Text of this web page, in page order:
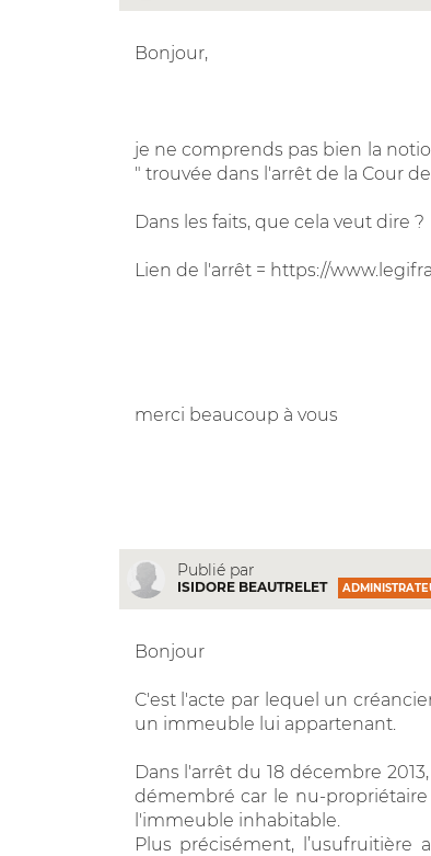
Bonjour,
je ne comprends pas bien la
" trouvée dans l'arrêt de la Cour
Dans les faits, que cela veut dire ?
Lien de l'arrêt = https://
merci beaucoup à vous
Publié par
ISIDORE BEAUTRELET
Bonjour
C'est l'acte par lequel un
un immeuble lui appartenant.
Dans l'arrêt du 18 décembre
démembré car le nu-
l'immeuble inhabitable.
Plus précisément,